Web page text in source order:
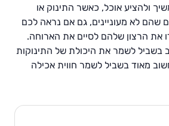
ולהציע אוכל, כאשר התינוק או
שהם לא מעוניינים, גם אם נראה לכם
את הרצון שלהם לסיים את הארוחה.
בשביל לשמר את היכולת של התינוקות
מאוד בשביל לשמר חווית אכילה